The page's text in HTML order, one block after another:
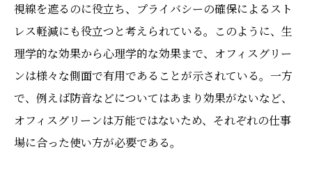
視線を遮るのに役立ち、プライバシーの確保によるスト
レス軽減にも役立つと考えられている。このように、生
理学的な効果から心理学的な効果まで、オフィスグリー
ンは様々な側面で有用であることが示されている。一方
で、例えば防音などについてはあまり効果がないなど、
オフィスグリーンは万能ではないため、それぞれの仕事
場に合った使い方が必要である。